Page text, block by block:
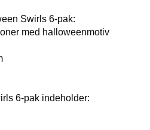
Swirls 6-pak:
med halloweenmotiv
6-pak indeholder: